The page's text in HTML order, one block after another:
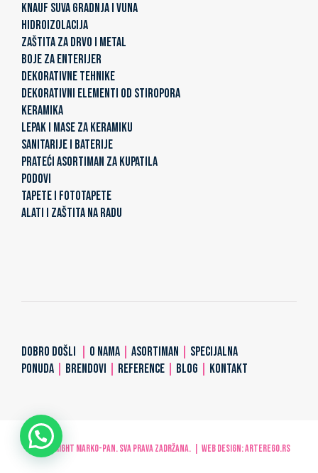
KNAUF SUVA GRADNJA I VUNA
HIDROIZOLACIJA
ZAŠTITA ZA DRVO I METAL
BOJE ZA ENTERIJER
DEKORATIVNE TEHNIKE
DEKORATIVNI ELEMENTI OD STIROPORA
KERAMIKA
LEPAK I MASE ZA KERAMIKU
SANITARIJE I BATERIJE
PRATEĆI ASORTIMAN ZA KUPATILA
PODOVI
TAPETE I FOTOTAPETE
ALATI I ZAŠTITA NA RADU
DOBRO DOŠLI O NAMA ASORTIMAN
SPECIJALNA
PONUDA
BRENDOVI REFERENCE BLOG KONTAKT
© Copyright MARKO-PAN. Sva prava zadržana. | Web design:ARTerEgo.rs